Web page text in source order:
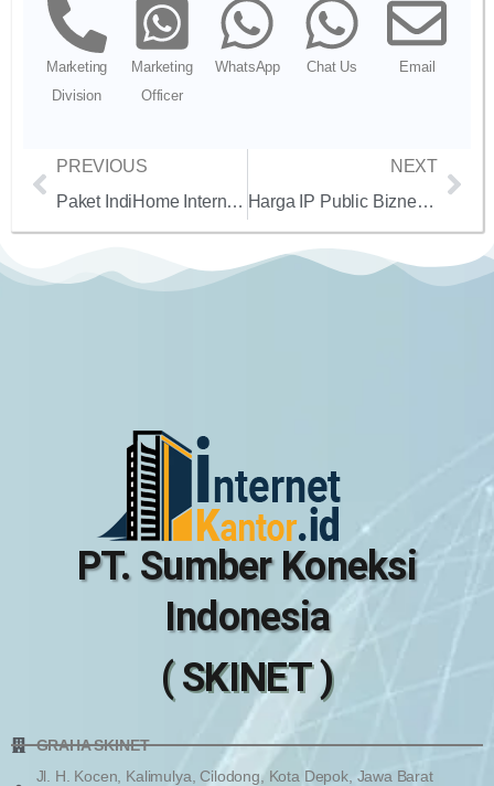
Marketing
Division
Marketing
Officer
WhatsApp Chat Us Email
PREVIOUS
Paket IndiHome Internet Saja: Pilihan Terbaik untuk Koneksi Stabil di 2024
NEXT
Harga IP Public Biznet 2024: Panduan Lengkap untuk Pilihan Terbaik
PT. Sumber Koneksi
Indonesia
( SKINET )
GRAHA SKINET
Jl. H. Kocen, Kalimulya, Cilodong, Kota Depok, Jawa Barat